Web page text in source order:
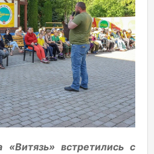
«Витязь» встретились с